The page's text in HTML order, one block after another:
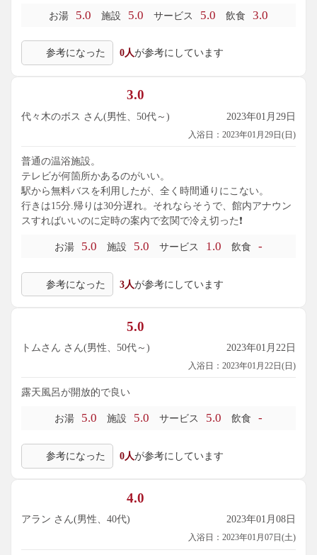
お湯 5.0 施設 5.0 サービス 5.0 飲食 3.0
参考になった 0人が参考にしています
3.0
代々木のボス さん(男性、50代～) 2023年01月29日
入浴日：2023年01月29日(日)
普通の温浴施設。
テレビが何箇所かあるのがいい。
駅から無料バスを利用したが、全く時間通りにこない。
行きは15分.帰りは30分遅れ。それならそうで、館内アナウン
スすればいいのに定時の案内で玄関で冷え切った❗️
お湯 5.0 施設 5.0 サービス 1.0 飲食 -
参考になった 3人が参考にしています
5.0
トムさん さん(男性、50代～) 2023年01月22日
入浴日：2023年01月22日(日)
露天風呂が開放的で良い
お湯 5.0 施設 5.0 サービス 5.0 飲食 -
参考になった 0人が参考にしています
4.0
アラン さん(男性、40代) 2023年01月08日
入浴日：2023年01月07日(土)